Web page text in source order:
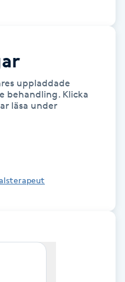
uppladdade
behandling. Klicka
läsa under